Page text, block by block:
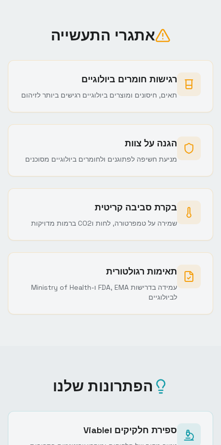
אתגרי התעשייה
רגישות חומרים ביולוגיים
תאים, חיסונים ומוצרים ביולוגיים רגישים ביותר לזיהום
הגנה על צוות
מניעת חשיפה לפתוגנים ולחומרים ביולוגיים מסוכנים
בקרת סביבה קריטית
שמירה על טמפרטורה, לחות וCO2 ברמות מדויקות
תאימות רגולטורית
עמידה בדרישות FDA, EMA ו-Ministry of Health
לביולוגיים
הפתרונות שלנו
ספירת חלקיקים וViable